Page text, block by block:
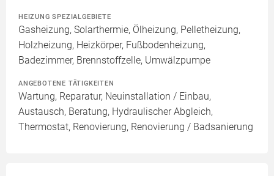
HEIZUNG SPEZIALGEBIETE
Gasheizung, Solarthermie, Ölheizung, Pelletheizung,
Holzheizung, Heizkörper, Fußbodenheizung,
Badezimmer, Brennstoffzelle, Umwälzpumpe
ANGEBOTENE TÄTIGKEITEN
Wartung, Reparatur, Neuinstallation / Einbau,
Austausch, Beratung, Hydraulischer Abgleich,
Thermostat, Renovierung, Renovierung / Badsanierung